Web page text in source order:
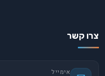
צרו קשר
אימייל